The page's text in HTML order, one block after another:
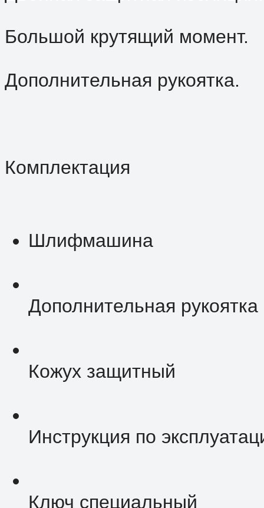
Большой крутящий момент.
Дополнительная рукоятка.
Комплектация
Шлифмашина
Дополнительная рукоятка
Кожух защитный
Инструкция по
Ключ специальный